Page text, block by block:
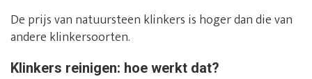
De prijs van natuursteen klinkers is hoger dan die van
andere klinkersoorten.
Klinkers reinigen: hoe werkt dat?